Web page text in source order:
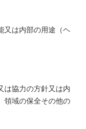
は内部の用途（ヘ
協力の方針又は内
領域の保全その他の